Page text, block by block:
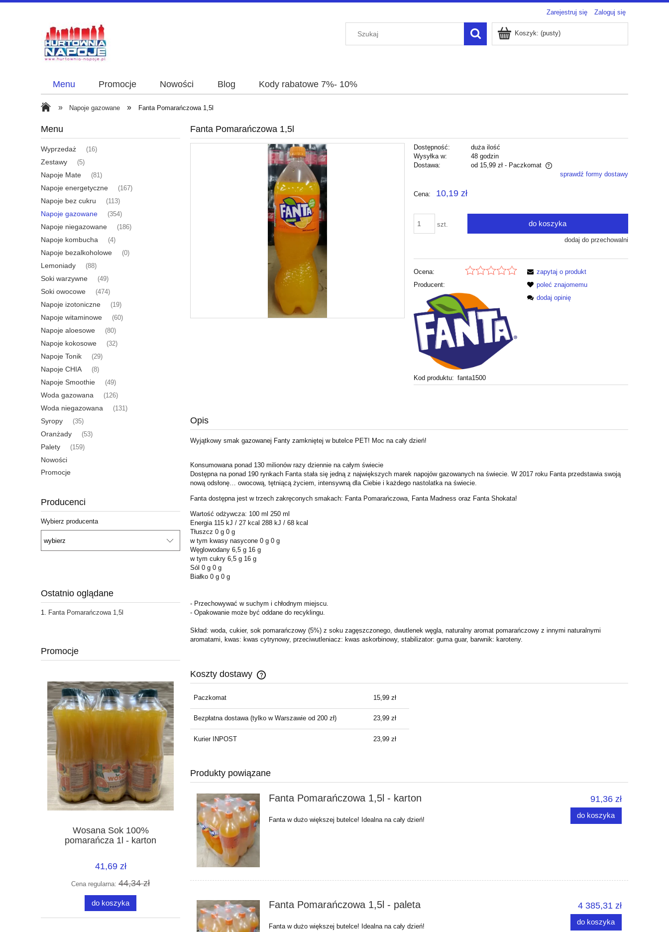
Zarejestruj się Zaloguj się
Koszyk: (pusty)
Menu Promocje Nowości Blog Kody rabatowe 7%- 10%
» Napoje gazowane » Fanta Pomarańczowa 1,5l
Menu
Wyprzedaż (16)
Zestawy (5)
Napoje Mate (81)
Napoje energetyczne (167)
Napoje bez cukru (113)
Napoje gazowane (354)
Napoje niegazowane (186)
Napoje kombucha (4)
Napoje bezalkoholowe (0)
Lemoniady (88)
Soki warzywne (49)
Soki owocowe (474)
Napoje izotoniczne (19)
Napoje witaminowe (60)
Napoje aloesowe (80)
Napoje kokosowe (32)
Napoje Tonik (29)
Napoje CHIA (8)
Napoje Smoothie (49)
Woda gazowana (126)
Woda niegazowana (131)
Syropy (35)
Oranżady (53)
Palety (159)
Nowości
Promocje
Producenci
Wybierz producenta
Ostatnio oglądane
Fanta Pomarańczowa 1,5l
Promocje
Wosana Sok 100%
pomarańcza 1l - karton
41,69 zł
Cena regularna: 44,34 zł
do koszyka
Fanta Pomarańczowa 1,5l
Dostępność:
duża ilość
Wysyłka w:
48 godzin
Dostawa:
od 15,99 zł - Paczkomat
płatności
sprawdź formy dostawy
Cena: 10,19 zł
szt. do koszyka
dodaj do przechowalni
Ocena:
Producent:
Kod produktu: fanta1500
zapytaj o produkt
poleć znajomemu
dodaj opinię
Opis
Wyjątkowy smak gazowanej Fanty zamkniętej w butelce PET! Moc na cały dzień!
Konsumowana ponad 130 milionów razy dziennie na całym świecie
Dostępna na ponad 190 rynkach Fanta stała się jedną z największych marek napojów gazowanych na świecie. W 2017 roku Fanta przedstawia swoją
nową odsłonę… owocową, tętniącą życiem, intensywną dla Ciebie i każdego nastolatka na świecie.
Fanta dostępna jest w trzech zakręconych smakach: Fanta Pomarańczowa, Fanta Madness oraz Fanta Shokata!
Wartość odżywcza: 100 ml 250 ml
Energia 115 kJ / 27 kcal 288 kJ / 68 kcal
Tłuszcz 0 g 0 g
w tym kwasy nasycone 0 g 0 g
Węglowodany 6,5 g 16 g
w tym cukry 6,5 g 16 g
Sól 0 g 0 g
Białko 0 g 0 g
- Przechowywać w suchym i chłodnym miejscu.
- Opakowanie może być oddane do recyklingu.
Skład: woda, cukier, sok pomarańczowy (5%) z soku zagęszczonego, dwutlenek węgla, naturalny aromat pomarańczowy z innymi naturalnymi
aromatami, kwas: kwas cytrynowy, przeciwutleniacz: kwas askorbinowy, stabilizator: guma guar, barwnik: karoteny.
Koszty dostawy
Cena nie zawiera ewentualnych kosztów
płatności
Paczkomat 15,99 zł
Bezpłatna dostawa(tylko w Warszawie od 200 zł) 23,99 zł
Kurier INPOST 23,99 zł
Produkty powiązane
Fanta Pomarańczowa 1,5l - karton
Fanta w dużo większej butelce! Idealna na cały dzień!
91,36 zł
do koszyka
Fanta Pomarańczowa 1,5l - paleta
Fanta w dużo większej butelce! Idealna na cały dzień!
4 385,31 zł
do koszyka